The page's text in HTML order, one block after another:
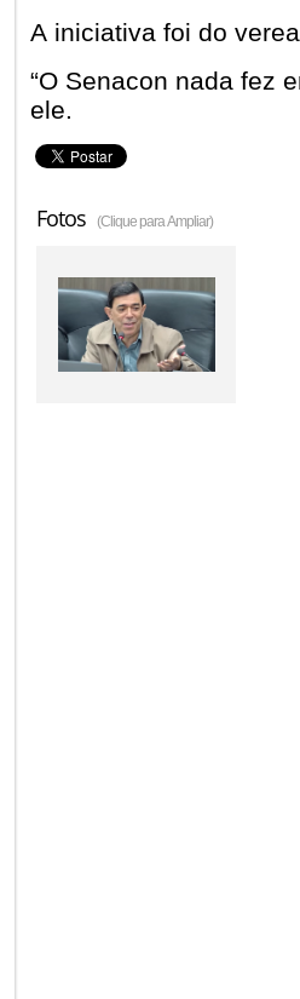
A iniciativa foi do
“O Senacon nada fez
ele.
Fotos (Clique para Ampliar)